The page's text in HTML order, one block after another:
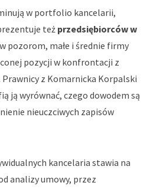
w portfolio kancelarii,
też przedsiębiorców w
pozorom, małe i średnie firmy
pozycji w konfrontacji z
z Komarnicka Korpalski
ją wyrównać, czego dowodem są
nieuczciwych zapisów
kancelaria stawia na
analizy umowy, przez